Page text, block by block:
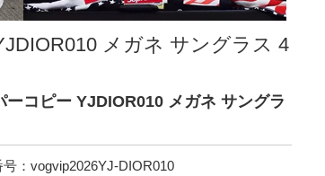
メガネ サングラス 4
コピー YJDIOR010 メガネ サングラ
： vogvip2026YJ-DIOR010